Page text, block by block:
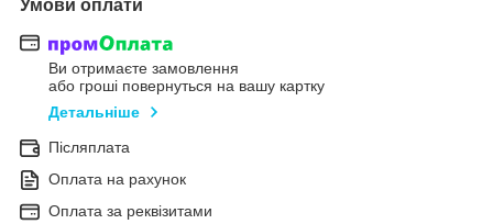
Умови оплати
Ви отримаєте замовлення
або гроші повернуться на вашу картку
Детальніше
Післяплата
Оплата на рахунок
Оплата за реквізитами